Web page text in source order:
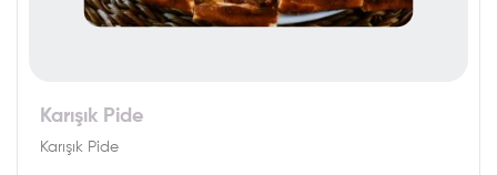
Karışık Pide
Karışık Pide